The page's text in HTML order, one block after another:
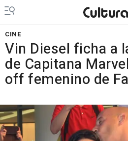
CINE
Vin Diesel ficha a
de Capitana
off femenino de